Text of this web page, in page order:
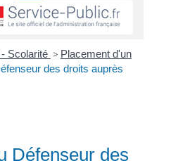
Scolarité > Placement d'un
des droits auprès
Défenseur des